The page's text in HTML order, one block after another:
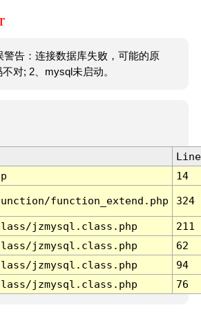
警告：连接数据库失败，可能的原
对; 2、mysql未启动。
Line
14
function_extend.php 324
jzmysql.class.php
211
jzmysql.class.php
62
jzmysql.class.php
94
jzmysql.class.php 76